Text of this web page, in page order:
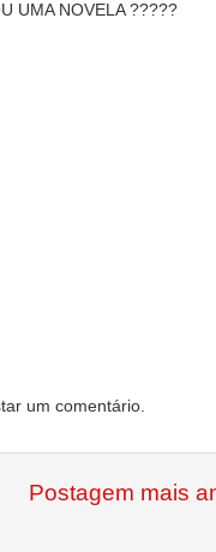
UMA NOVELA ?????
um comentário.
Postagem mais